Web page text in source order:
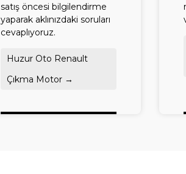
satış öncesi bilgilendirme
yaparak aklınızdaki soruları
cevaplıyoruz.
Huzur Oto Renault
Çıkma Motor →